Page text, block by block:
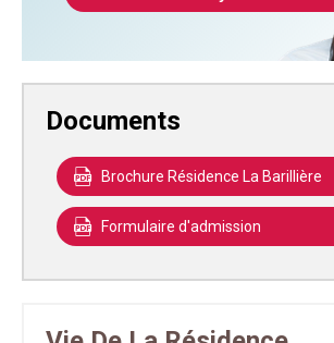
Documents
Brochure Résidence La Barillière
Formulaire d'admission